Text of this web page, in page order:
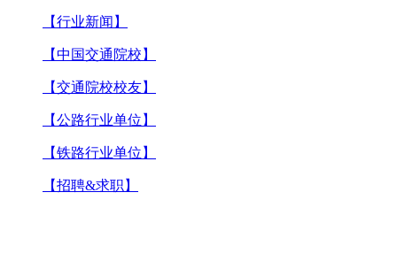
【行业新闻】
【中国交通院校】
【交通院校校友】
【公路行业单位】
【铁路行业单位】
【招聘&求职】